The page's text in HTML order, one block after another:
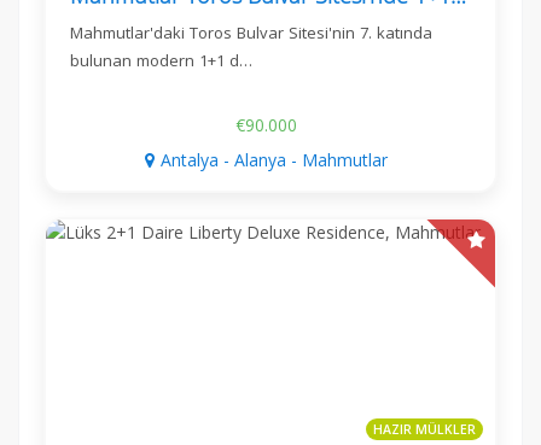
Mahmutlar'daki Toros Bulvar Sitesi'nin 7. katında
bulunan modern 1+1 d…
€90.000
Antalya - Alanya - Mahmutlar
HAZIR MÜLKLER